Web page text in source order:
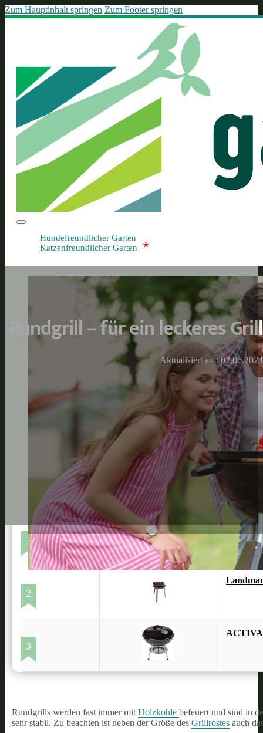
Zum Hauptinhalt springen Zum Footer springen
Hundefreundlicher Garten
Katzenfreundlicher Garten
*
Rundgrill – für ein leckeres
Aktualisiert am: 02.06.2023
1
Activa
2
3
Rundgrills werden fast immer mit Holzkohle befeuert und sind in
sehr stabil. Zu beachten ist neben der Größe des Grillrostes auch